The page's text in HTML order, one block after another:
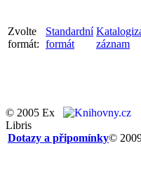
Zvolte
formát:
Standardní
formát
záznam
© 2005 Ex
Libris
©
Dotazy a připomínky